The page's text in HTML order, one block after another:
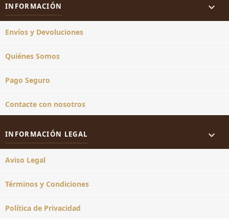
INFORMACIÓN 
Envíos y Devoluciones
Quiénes Somos
Pago Seguro
Contacte con nosotros
INFORMACIÓN LEGAL 
Aviso Legal
Términos y Condiciones
Política de Privacidad